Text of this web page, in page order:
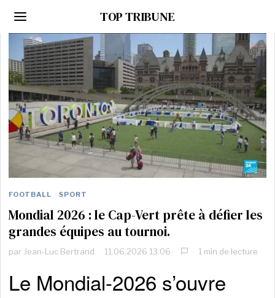
TOP TRIBUNE
FOOTBALL · SPORT
Mondial 2026 : le Cap-Vert prête à défier les
grandes équipes au tournoi.
par Jean-Luc Bertrand 11.06.2026 13:06 1 min de lecture
Le Mondial-2026 s’ouvre